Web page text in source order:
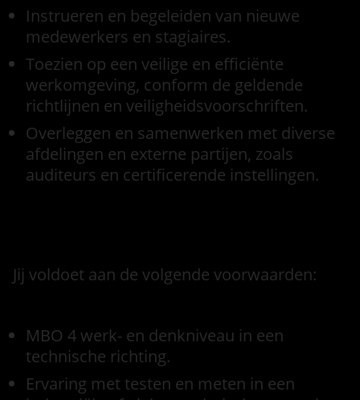
Instrueren en begeleiden van nieuwe
medewerkers en stagiaires.
Toezien op een veilige en efficiënte
werkomgeving, conform de geldende
richtlijnen en veiligheidsvoorschriften.
Overleggen en samenwerken met diverse
afdelingen en externe partijen, zoals
auditeurs en certificerende instellingen.
Jij voldoet aan de volgende voorwaarden:
MBO 4 werk- en denkniveau in een
technische richting.
Ervaring met testen en meten in een